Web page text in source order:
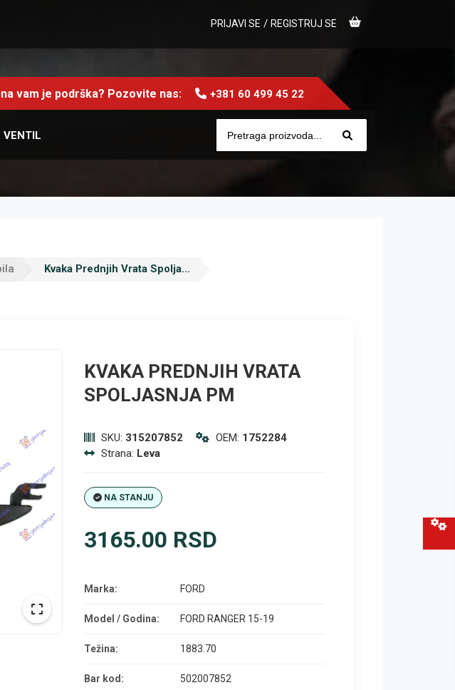
PRIJAVI SE / REGISTRUJ SE
vam je podrška? Pozovite nas: +381 60 499 45 22
VENTIL
Kvaka Prednjih Vrata Spolja...
KVAKA PREDNJIH VRATA
SPOLJASNJA PM
SKU: 315207852 OEM: 1752284
Strana: Leva
NA STANJU
3165.00 RSD
Marka: FORD
Model / Godina: FORD RANGER 15-19
Težina: 1883.70
Bar kod: 502007852